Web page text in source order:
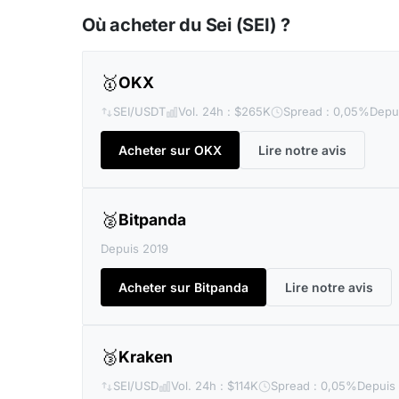
Où acheter du Sei (SEI) ?
🥇OKX
SEI/USDT Vol. 24h : $265K Spread : 0,05%
Acheter sur OKX Lire notre avis
🥈Bitpanda
Depuis 2019
Acheter sur Bitpanda Lire notre avis
🥉Kraken
SEI/USD Vol. 24h : $114K Spread : 0,05%Depuis